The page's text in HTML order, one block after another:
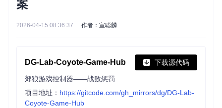
案
2026-04-15 08:36:37 作者：宣聪麟
DG-Lab-Coyote-Game-Hub 下载源代码
郊狼游戏控制器——战败惩罚
项目地址： https://gitcode.com/gh_mirrors/dg/DG-Lab-
Coyote-Game-Hub